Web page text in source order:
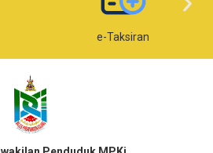
e-Taksiran